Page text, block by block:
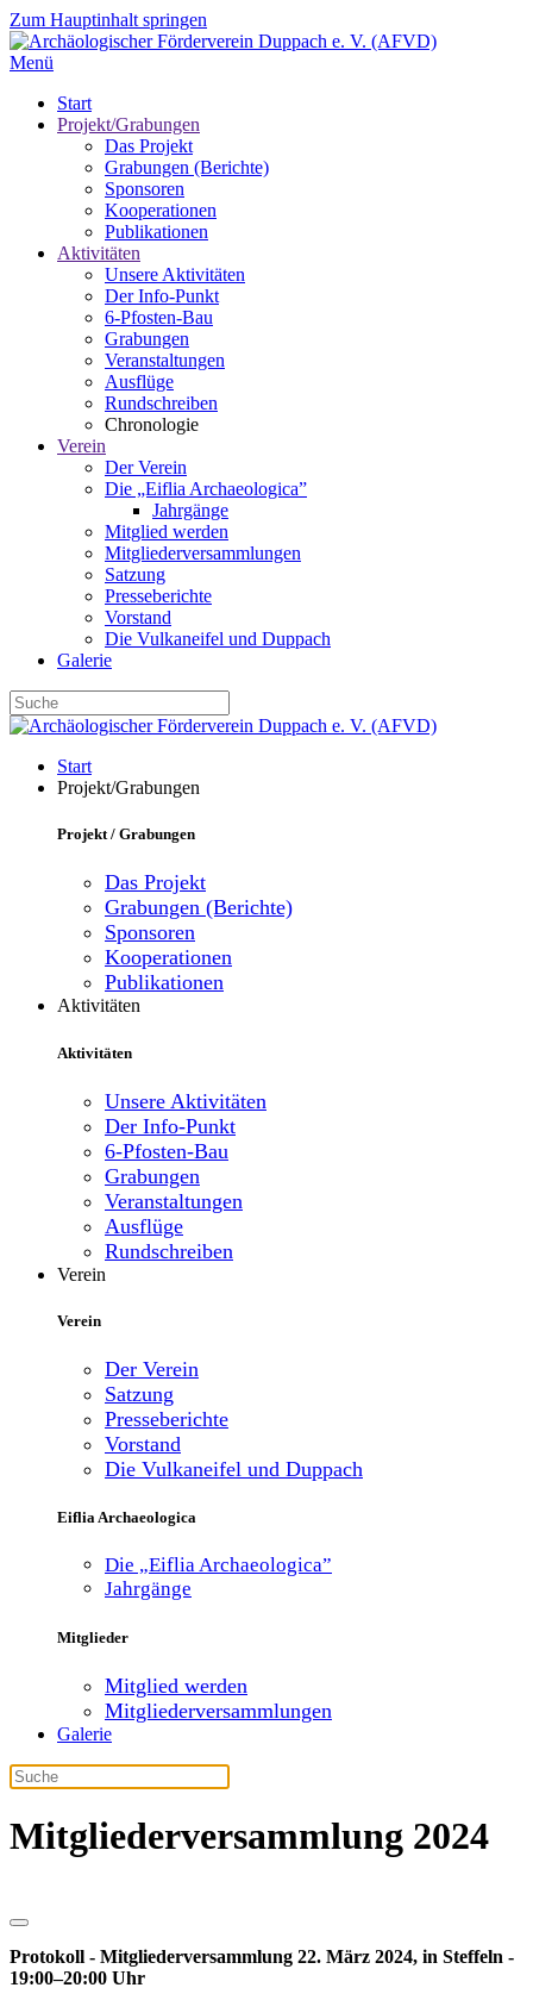
Zum Hauptinhalt springen
Menü
Start
Projekt/Grabungen
Das Projekt
Grabungen (Berichte)
Sponsoren
Kooperationen
Publikationen
Aktivitäten
Unsere Aktivitäten
Der Info-Punkt
6-Pfosten-Bau
Grabungen
Veranstaltungen
Ausflüge
Rundschreiben
Chronologie
Verein
Der Verein
Die „Eiflia Archaeologica”
Jahrgänge
Mitglied werden
Mitgliederversammlungen
Satzung
Presseberichte
Vorstand
Die Vulkaneifel und Duppach
Galerie
Start
Projekt/Grabungen
Projekt / Grabungen
Das Projekt
Grabungen (Berichte)
Sponsoren
Kooperationen
Publikationen
Aktivitäten
Aktivitäten
Unsere Aktivitäten
Der Info-Punkt
6-Pfosten-Bau
Grabungen
Veranstaltungen
Ausflüge
Rundschreiben
Verein
Verein
Der Verein
Satzung
Presseberichte
Vorstand
Die Vulkaneifel und Duppach
Eiflia Archaeologica
Die „Eiflia Archaeologica”
Jahrgänge
Mitglieder
Mitglied werden
Mitgliederversammlungen
Galerie
Mitgliederversammlung 2024
Protokoll - Mitgliederversammlung 22. März 2024, in Steffeln -
19:00–20:00 Uhr